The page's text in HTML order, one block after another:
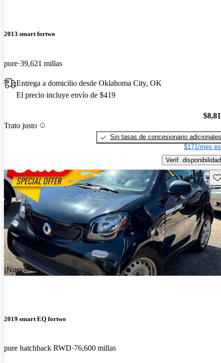
2013 smart fortwo
pure 39,621 millas
Entrega a domicilio desde Oklahoma City, OK
El precio incluye envío de $419
Trato justo
Sin tasas de concesionario adicionales
$171/mes
Verif. disponibilidad
¡Nuevo!
2019 smart EQ fortwo
pure hatchback RWD 76,600 millas